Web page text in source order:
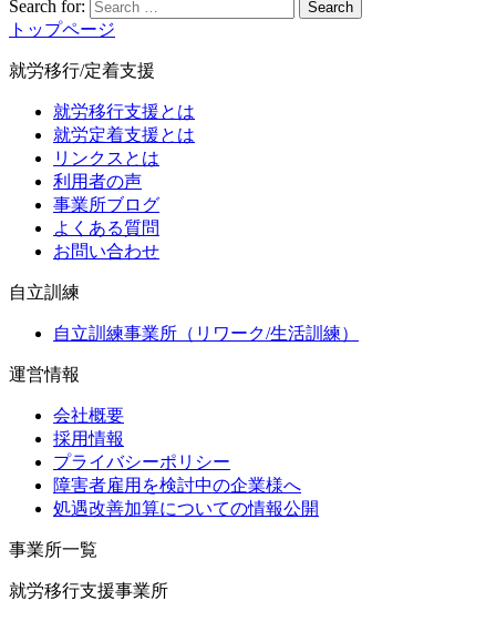
Search for: Search
トップページ
就労移行/定着支援
就労移行支援とは
就労定着支援とは
リンクスとは
利用者の声
事業所ブログ
よくある質問
お問い合わせ
自立訓練
自立訓練事業所（リワーク/生活訓練）
運営情報
会社概要
採用情報
プライバシーポリシー
障害者雇用を検討中の企業様へ
処遇改善加算についての情報公開
事業所一覧
就労移行支援事業所